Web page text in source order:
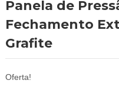
Panela de
Fechamento
Grafite
Oferta!